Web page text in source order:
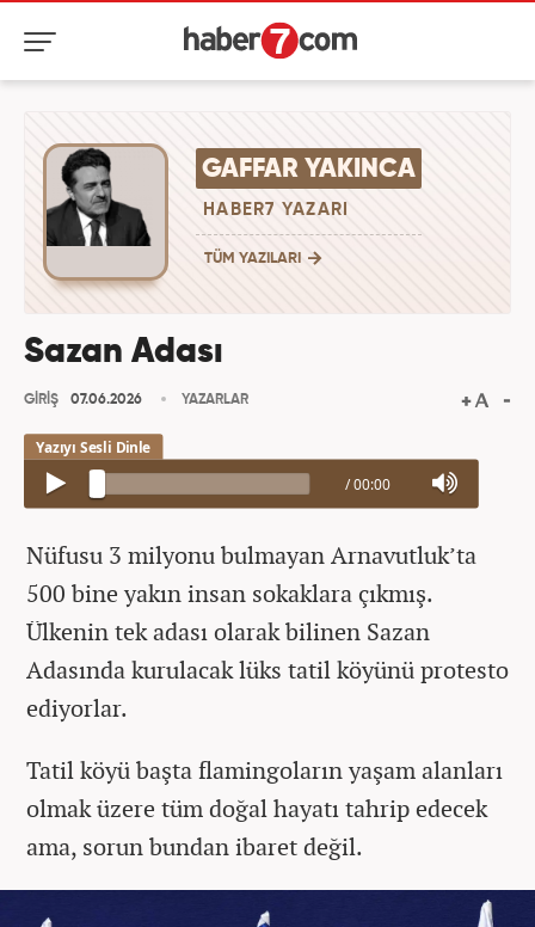
GAFFAR YAKINCA
HABER7 YAZARI
TÜM YAZILARI
Sazan Adası
GİRİŞ 07.06.2026 YAZARLAR
/ 00:00
Nüfusu 3 milyonu bulmayan Arnavutluk’ta
500 bine yakın insan sokaklara çıkmış.
Ülkenin tek adası olarak bilinen Sazan
Adasında kurulacak lüks tatil köyünü protesto
ediyorlar.
Tatil köyü başta flamingoların yaşam alanları
olmak üzere tüm doğal hayatı tahrip edecek
ama, sorun bundan ibaret değil.